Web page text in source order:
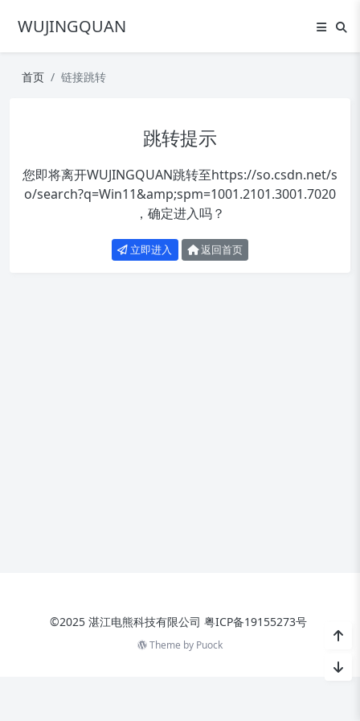
WUJINGQUAN
首页 链接跳转
跳转提示
您即将离开WUJINGQUAN跳转至https://so.csdn.net/s
o/search?q=Win11&amp;spm=1001.2101.3001.7020
，确定进入吗？
立即进入 返回首页
©2025 湛江电熊科技有限公司 粤ICP备19155273号
Theme by Puock